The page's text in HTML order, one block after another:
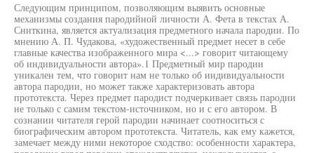
Следующим принципом, позволяющим выявить основные
механизмы создания пародийной личности А. Фета в текстах А.
Сниткина, является актуализация предметного начала пародии. По
мнению А. П. Чудакова, «художественный предмет несет в себе
главные качества изображенного мира <...> говорит читающему
об индивидуальности автора».1 Предметный мир пародии
уникален тем, что говорит нам не только об индивидуальности
автора пародии, но может также характеризовать автора
прототекста. Через предмет пародист подчеркивает связь пародии
не только с самим текстом-источником, но и с его автором. В
сознании читателя герой пародии начинает соотноситься с
биографическим автором прототекста. Читатель, как ему кажется,
замечает между ними некоторое сходство: особенности характера,